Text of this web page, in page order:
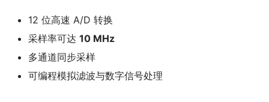
12 位高速 A/D 转换
采样率可达 10 MHz
多通道同步采样
可编程模拟滤波与数字信号处理